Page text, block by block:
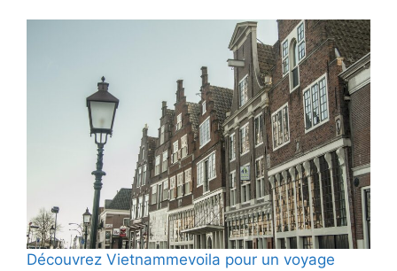
Découvrez Vietnammevoila pour un voyage